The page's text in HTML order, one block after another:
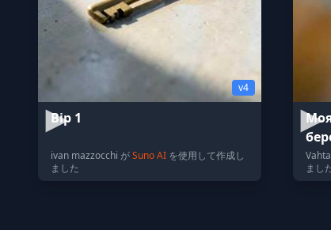
v4
Bip 1
ivan mazzocchi がSuno AI を使用して作成し
ました
まし